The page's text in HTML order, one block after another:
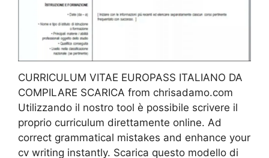
CURRICULUM VITAE EUROPASS ITALIANO DA
COMPILARE SCARICA from chrisadamo.com
Utilizzando il nostro tool è possibile scrivere il
proprio curriculum direttamente online. Ad
correct grammatical mistakes and enhance your
cv writing instantly. Scarica questo modello di